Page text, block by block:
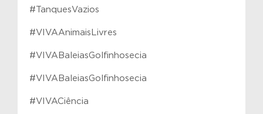
#TanquesVazios
#VIVAAnimaisLivres
#VIVABaleiasGolfinhosecia
#VIVABaleiasGolfinhosecia
#VIVACiência